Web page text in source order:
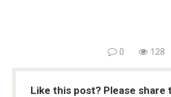
0 128
Like this post? Please share